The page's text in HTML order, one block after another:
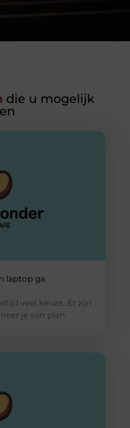
die u mogelijk
laptop ga
veel keuze. Er zijn
je van plan